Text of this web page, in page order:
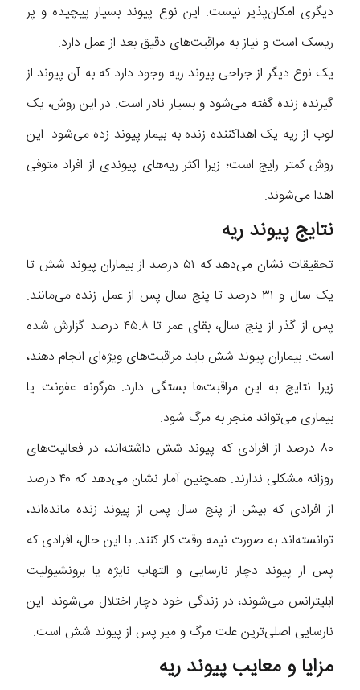
دیگری امکان‌پذیر نیست. این نوع پیوند بسیار پیچیده و پر
ریسک است و نیاز به مراقبت‌های دقیق بعد از عمل دارد.
یک نوع دیگر از جراحی پیوند ریه وجود دارد که به آن پیوند از
گیرنده زنده گفته می‌شود و بسیار نادر است. در این روش، یک
لوب از ریه یک اهداکننده زنده به بیمار پیوند زده می‌شود. این
روش کمتر رایج است؛ زیرا اکثر ریه‌های پیوندی از افراد متوفی
اهدا می‌شوند.
نتایج پیوند ریه
تحقیقات نشان می‌دهد که ۵۱ درصد از بیماران پیوند شش تا
یک سال و ۳۱ درصد تا پنج سال پس از عمل زنده می‌مانند.
پس از گذر از پنج سال، بقای عمر تا ۴۵.۸ درصد گزارش شده
است. بیماران پیوند شش باید مراقبت‌های ویژه‌ای انجام دهند،
زیرا نتایج به این مراقبت‌ها بستگی دارد. هرگونه عفونت یا
بیماری می‌تواند منجر به مرگ شود.
۸۰ درصد از افرادی که پیوند شش داشته‌اند، در فعالیت‌های
روزانه مشکلی ندارند. همچنین آمار نشان می‌دهد که ۴۰ درصد
از افرادی که بیش از پنج سال پس از پیوند زنده مانده‌اند،
توانسته‌اند به صورت نیمه وقت کار کنند. با این حال، افرادی که
پس از پیوند دچار نارسایی و التهاب نایژه یا برونشیولیت
ابلیترانس می‌شوند، در زندگی خود دچار اختلال می‌شوند. این
نارسایی اصلی‌ترین علت مرگ و میر پس از پیوند شش است.
مزایا و معایب پیوند ریه